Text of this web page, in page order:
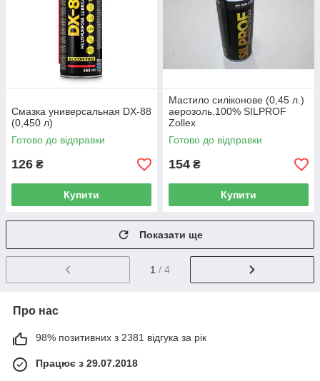
Смазка универсальная DX-88
(0,450 л)
Готово до відправки
126 ₴
Купити
Мастило силіконове (0,45 л.)
аерозоль.100% SILPROF
Zollex
Готово до відправки
154 ₴
Купити
Показати ще
1 / 4
Про нас
98% позитивних з 2381 відгука за рік
Працює з 29.07.2018